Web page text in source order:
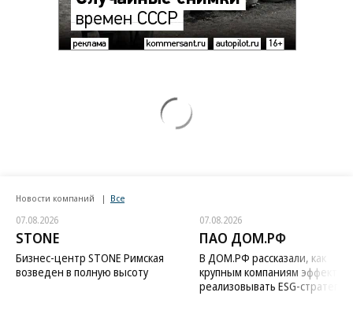
Новости компаний Все
07.08.2026
STONE
Бизнес-центр STONE Римская
возведен в полную высоту
07.08.2026
ПАО ДОМ.РФ
В ДОМ.РФ рассказали, как
крупным компаниям
реализовывать ESG-стратегию